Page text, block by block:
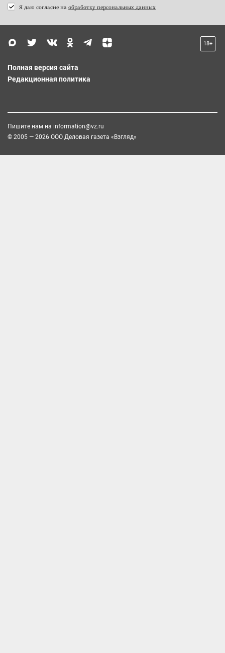
Я даю согласие на обработку персональных данных
18+
Полная версия сайта
Редакционная политика
Пишите нам на information@vz.ru
© 2005 — 2026 ООО Деловая газета «Взгляд»